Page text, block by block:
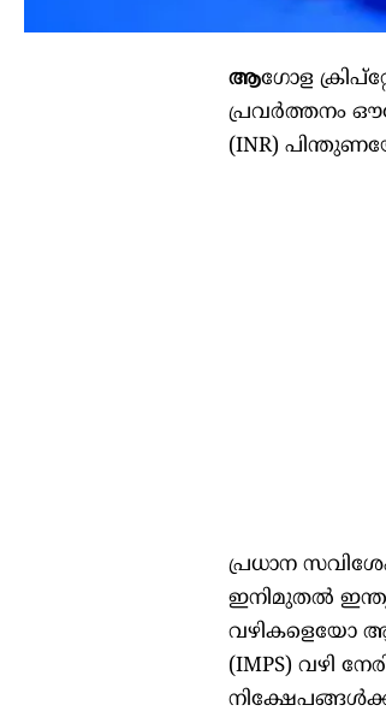
ആഗോള
പ്രവർത്തനം
(INR)
പ്രധാന
ഇനിമുതൽ
വഴികളെയോ
(IMPS) വഴി